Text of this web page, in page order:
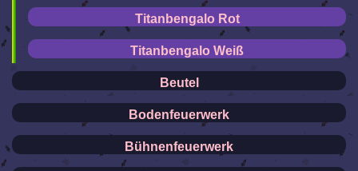
Titanbengalo Rot
Titanbengalo Weiß
Beutel
Bodenfeuerwerk
Bühnenfeuerwerk